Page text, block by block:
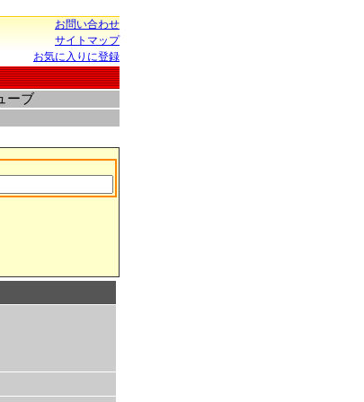
お問い合わせ
サイトマップ
お気に入りに登録
ーブ